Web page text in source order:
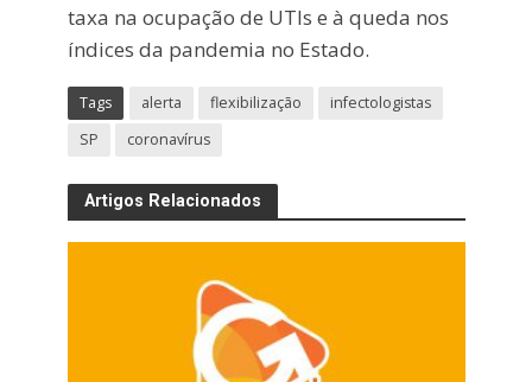
taxa na ocupação de UTIs e à queda nos
índices da pandemia no Estado.
Tags alerta flexibilização
infectologistas
SP
coronavírus
Artigos Relacionados